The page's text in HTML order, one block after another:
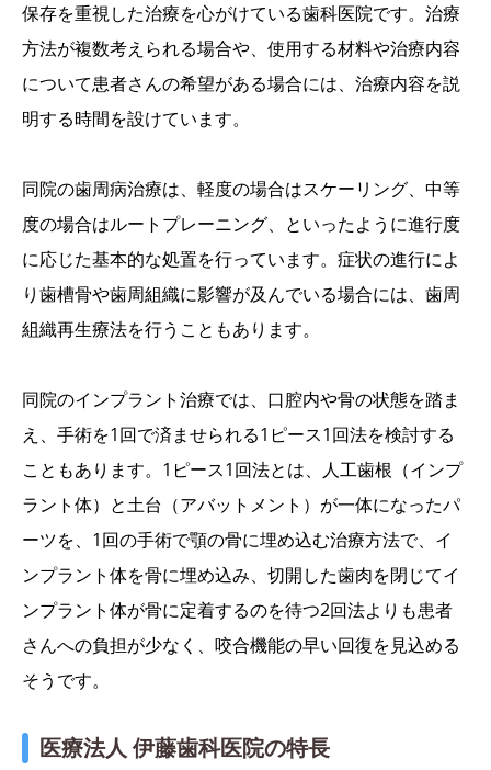
保存を重視した治療を心がけている歯科医院です。治療
方法が複数考えられる場合や、使用する材料や治療内容
について患者さんの希望がある場合には、治療内容を説
明する時間を設けています。
同院の歯周病治療は、軽度の場合はスケーリング、中等
度の場合はルートプレーニング、といったように進行度
に応じた基本的な処置を行っています。症状の進行によ
り歯槽骨や歯周組織に影響が及んでいる場合には、歯周
組織再生療法を行うこともあります。
同院のインプラント治療では、口腔内や骨の状態を踏ま
え、手術を1回で済ませられる1ピース1回法を検討する
こともあります。1ピース1回法とは、人工歯根（インプ
ラント体）と土台（アバットメント）が一体になったパ
ーツを、1回の手術で顎の骨に埋め込む治療方法で、イ
ンプラント体を骨に埋め込み、切開した歯肉を閉じてイ
ンプラント体が骨に定着するのを待つ2回法よりも患者
さんへの負担が少なく、咬合機能の早い回復を見込める
そうです。
医療法人 伊藤歯科医院の特長